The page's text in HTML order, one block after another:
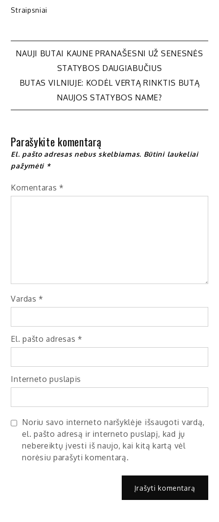
Straipsniai
Navigacija
tarp
įrašų
NAUJI BUTAI KAUNE PRANAŠESNI UŽ SENESNĖS
STATYBOS DAUGIABUČIUS
BUTAS VILNIUJE: KODĖL VERTĄ RINKTIS BUTĄ
NAUJOS STATYBOS NAME?
Parašykite komentarą
El. pašto adresas nebus skelbiamas. Būtini laukeliai
pažymėti *
Komentaras *
Vardas *
El. pašto adresas *
Interneto puslapis
Noriu savo interneto naršyklėje išsaugoti vardą,
el. pašto adresą ir interneto puslapį, kad jų
nebereiktų įvesti iš naujo, kai kitą kartą vėl
norėsiu parašyti komentarą.